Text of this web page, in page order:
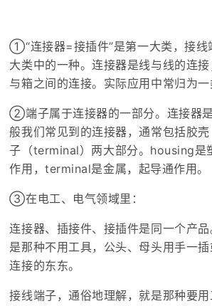
①“连接器=接插件”是第一大类，接线
大类中的一种。连接器是线与线的连
与箱之间的连接。实际应用中常归为一
②端子属于连接器的一部分。连接器
般我们常见到的连接器，通常包括胶
子（terminal）两大部分。housing是
作用，terminal是金属，起导通作用。
③在电工、电气领域里：
连接器、插接件、接插件是同一个产
是那种不用工具，公头、母头用手一
连接的东东。
接线端子，通俗地理解，就是那种要用